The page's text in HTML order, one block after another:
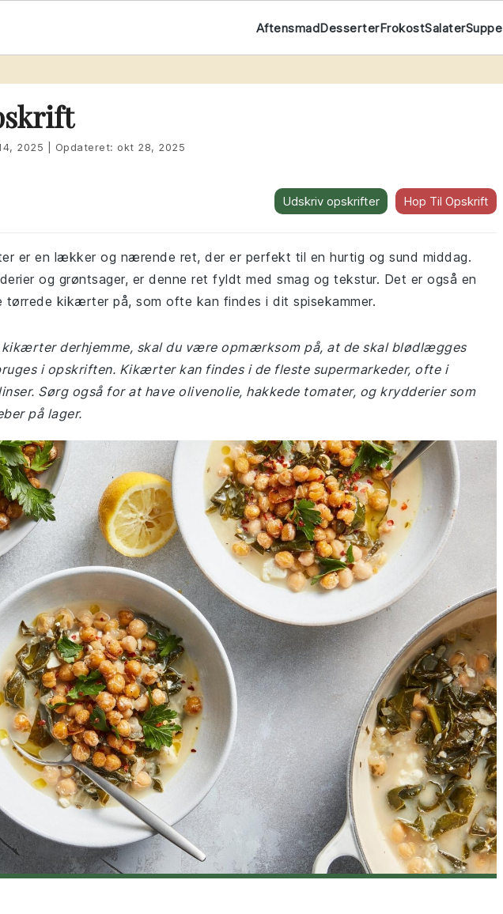
.net AftensmadDesserterFrokostSalaterSuppe
2025 Opdateret: okt 28, 2025
Udskriv opskrifter Hop Til Opskrift
er en lækker og nærende ret, der er perfekt til en hurtig og sund middag.
og grøntsager, er denne ret fyldt med smag og tekstur. Det er også en
tørrede kikærter på, som ofte kan findes i dit spisekammer.
kikærter derhjemme, skal du være opmærksom på, at de skal blødlægges
i opskriften. Kikærter kan findes i de fleste supermarkeder, ofte i
Sørg også for at have olivenolie, hakkede tomater, og krydderier som
på lager.